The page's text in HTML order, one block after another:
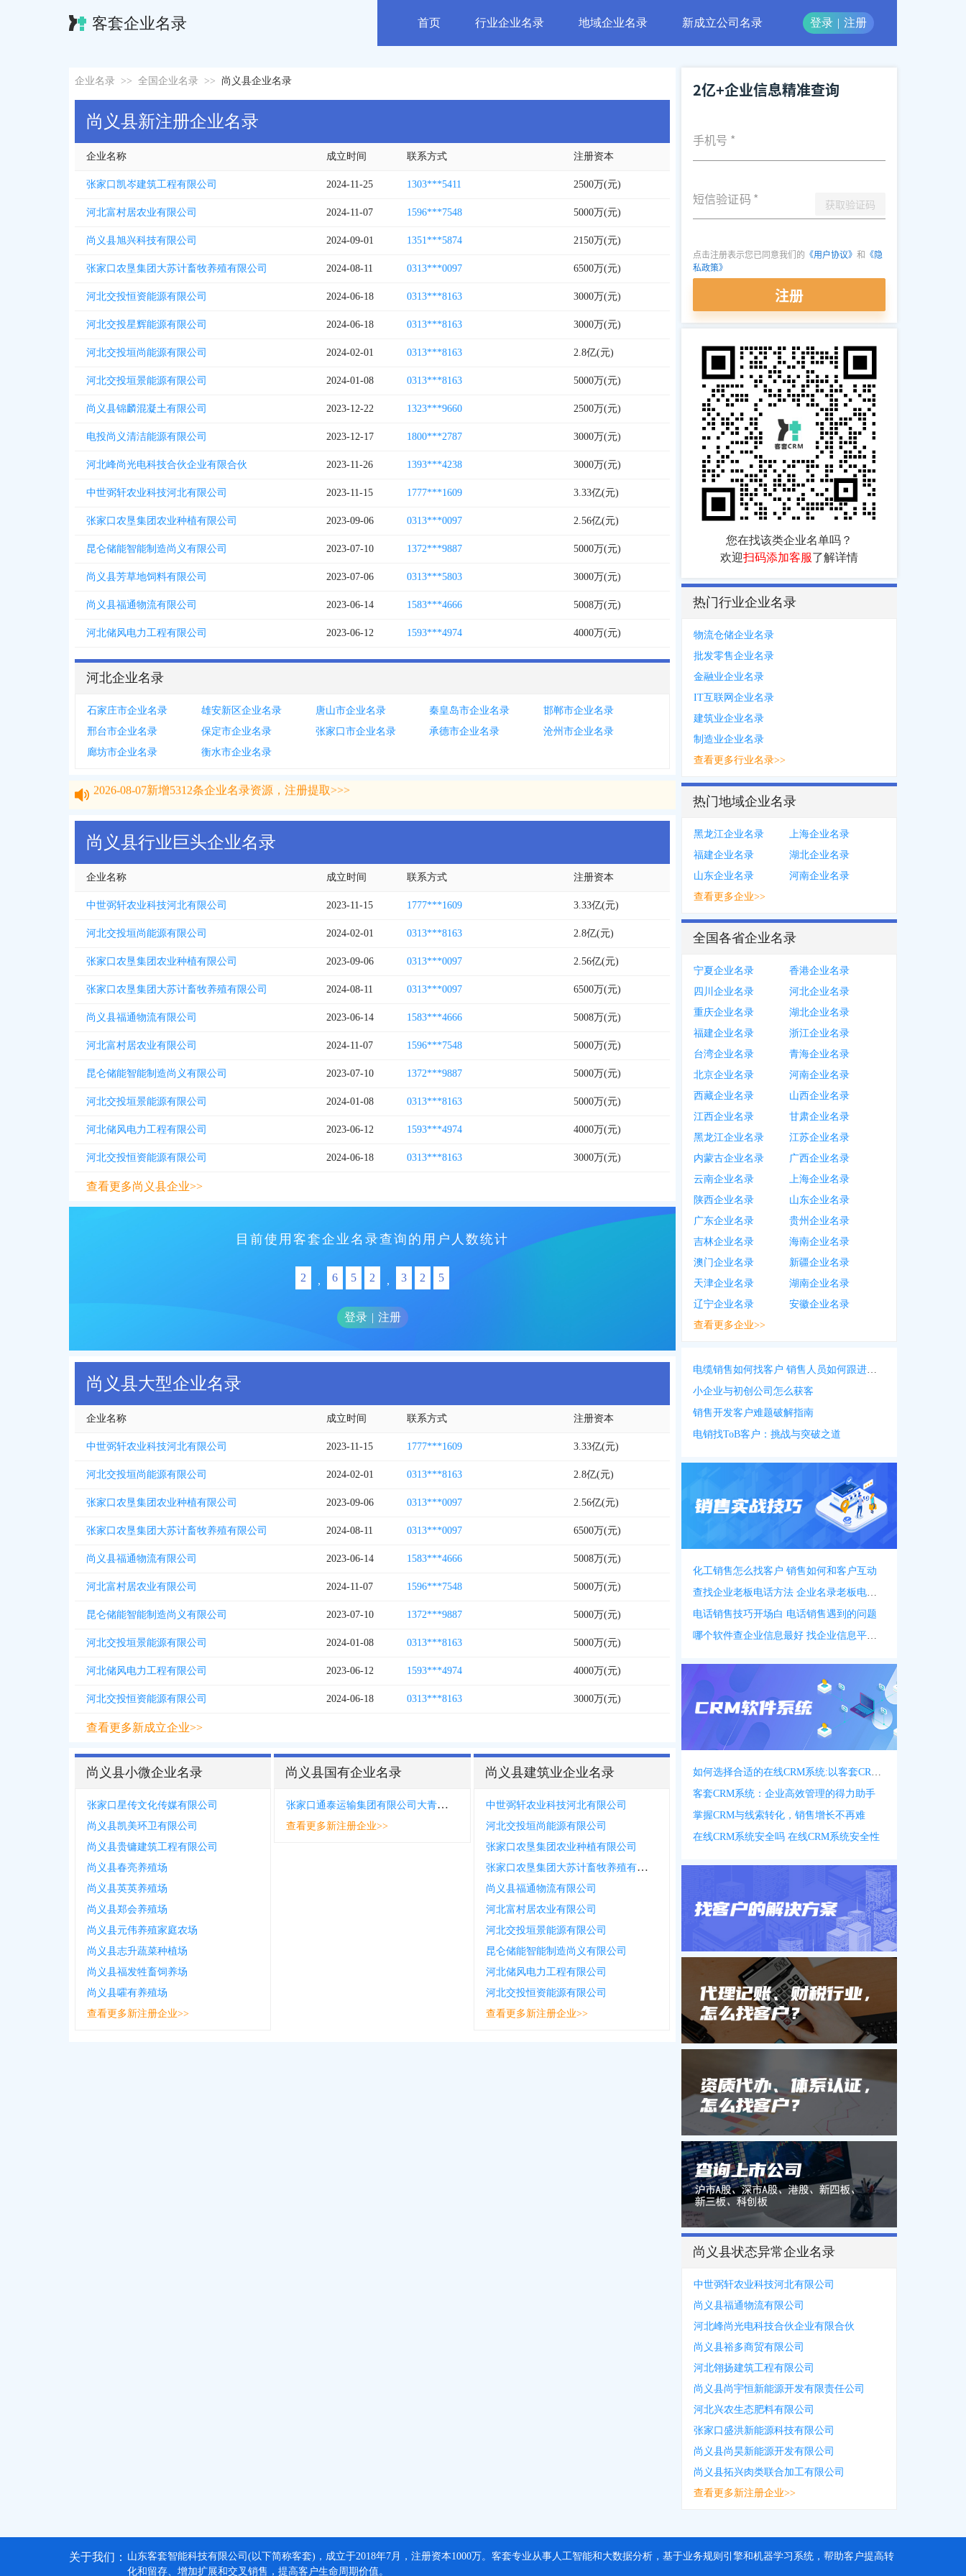
客套企业名录 首页 行业企业名录 地域企业名录 新成立公司名录 登录 | 注册
企业名录 >> 全国企业名录 >> 尚义县企业名录
尚义县新注册企业名录
企业名称 成立时间 联系方式 注册资本
张家口凯岑建筑工程有限公司 2024-11-25 1303***5411 2500万(元)
河北富村居农业有限公司 2024-11-07 1596***7548 5000万(元)
尚义县旭兴科技有限公司 2024-09-01 1351***5874 2150万(元)
张家口农垦集团大苏计畜牧养殖有限公司 2024-08-11 0313***0097 6500万(元)
河北交投恒资能源有限公司 2024-06-18 0313***8163 3000万(元)
河北交投星辉能源有限公司 2024-06-18 0313***8163 3000万(元)
河北交投垣尚能源有限公司 2024-02-01 0313***8163 2.8亿(元)
河北交投垣景能源有限公司 2024-01-08 0313***8163 5000万(元)
尚义县锦麟混凝土有限公司 2023-12-22 1323***9660 2500万(元)
电投尚义清洁能源有限公司 2023-12-17 1800***2787 3000万(元)
河北峰尚光电科技合伙企业有限合伙 2023-11-26 1393***4238 3000万(元)
中世弼轩农业科技河北有限公司 2023-11-15 1777***1609 3.33亿(元)
张家口农垦集团农业种植有限公司 2023-09-06 0313***0097 2.56亿(元)
昆仑储能智能制造尚义有限公司 2023-07-10 1372***9887 5000万(元)
尚义县芳草地饲料有限公司 2023-07-06 0313***5803 3000万(元)
尚义县福通物流有限公司 2023-06-14 1583***4666 5008万(元)
河北储风电力工程有限公司 2023-06-12 1593***4974 4000万(元)
河北企业名录
石家庄市企业名录 雄安新区企业名录 唐山市企业名录 秦皇岛市企业名录
邯郸市企业名录
邢台市企业名录
保定市企业名录 张家口市企业名录 承德市企业名录
沧州市企业名录
廊坊市企业名录
衡水市企业名录
尚义县行业巨头企业名录
企业名称 成立时间 联系方式 注册资本
中世弼轩农业科技河北有限公司 2023-11-15 1777***1609 3.33亿(元)
河北交投垣尚能源有限公司 2024-02-01 0313***8163 2.8亿(元)
张家口农垦集团农业种植有限公司 2023-09-06 0313***0097 2.56亿(元)
张家口农垦集团大苏计畜牧养殖有限公司 2024-08-11 0313***0097 6500万(元)
尚义县福通物流有限公司 2023-06-14 1583***4666 5008万(元)
河北富村居农业有限公司 2024-11-07 1596***7548 5000万(元)
昆仑储能智能制造尚义有限公司 2023-07-10 1372***9887 5000万(元)
河北交投垣景能源有限公司 2024-01-08 0313***8163 5000万(元)
河北储风电力工程有限公司 2023-06-12 1593***4974 4000万(元)
河北交投恒资能源有限公司 2024-06-18 0313***8163 3000万(元)
查看更多尚义县企业>>
目前使用客套企业名录查询的用户人数统计
2 , 6 5 2 , 3 2 5
登录 | 注册
尚义县大型企业名录
企业名称 成立时间 联系方式 注册资本
中世弼轩农业科技河北有限公司 2023-11-15 1777***1609 3.33亿(元)
河北交投垣尚能源有限公司 2024-02-01 0313***8163 2.8亿(元)
张家口农垦集团农业种植有限公司 2023-09-06 0313***0097 2.56亿(元)
张家口农垦集团大苏计畜牧养殖有限公司 2024-08-11 0313***0097 6500万(元)
尚义县福通物流有限公司 2023-06-14 1583***4666 5008万(元)
河北富村居农业有限公司 2024-11-07 1596***7548 5000万(元)
昆仑储能智能制造尚义有限公司 2023-07-10 1372***9887 5000万(元)
河北交投垣景能源有限公司 2024-01-08 0313***8163 5000万(元)
河北储风电力工程有限公司 2023-06-12 1593***4974 4000万(元)
河北交投恒资能源有限公司 2024-06-18 0313***8163 3000万(元)
查看更多新成立企业>>
尚义县小微企业名录
张家口星传文化传媒有限公司
尚义县凯美环卫有限公司
尚义县贵镛建筑工程有限公司
尚义县春亮养殖场
尚义县英英养殖场
尚义县郑会养殖场
尚义县元伟养殖家庭农场
尚义县志升蔬菜种植场
尚义县福发牲畜饲养场
尚义县嚯有养殖场
查看更多新注册企业>>
尚义县国有企业名录
张家口通泰运输集团有限公司大青沟分站
查看更多新注册企业>>
尚义县建筑业企业名录
中世弼轩农业科技河北有限公司
河北交投垣尚能源有限公司
张家口农垦集团农业种植有限公司
张家口农垦集团大苏计畜牧养殖有限公司
尚义县福通物流有限公司
河北富村居农业有限公司
河北交投垣景能源有限公司
昆仑储能智能制造尚义有限公司
河北储风电力工程有限公司
河北交投恒资能源有限公司
查看更多新注册企业>>
2亿+企业信息精准查询
手机号 *
短信验证码 * 获取验证码
点击注册表示您已同意我们的 《用户协议》 和 《隐
私政策》
注册
您在找该类企业名单吗？
欢迎扫码添加客服了解详情
热门行业企业名录
物流仓储企业名录
批发零售企业名录
金融业企业名录
IT互联网企业名录
建筑业企业名录
制造业企业名录
查看更多行业名录>>
热门地域企业名录
黑龙江企业名录
上海企业名录
福建企业名录
湖北企业名录
山东企业名录
河南企业名录
查看更多企业>>
全国各省企业名录
宁夏企业名录
香港企业名录
四川企业名录
河北企业名录
重庆企业名录
湖北企业名录
福建企业名录
浙江企业名录
台湾企业名录
青海企业名录
北京企业名录
河南企业名录
西藏企业名录
山西企业名录
江西企业名录
甘肃企业名录
黑龙江企业名录
江苏企业名录
内蒙古企业名录
广西企业名录
云南企业名录
上海企业名录
陕西企业名录
山东企业名录
广东企业名录
贵州企业名录
吉林企业名录
海南企业名录
澳门企业名录
新疆企业名录
天津企业名录
湖南企业名录
辽宁企业名录
安徽企业名录
查看更多企业>>
电缆销售如何找客户 销售人员如何跟进客户
小企业与初创公司怎么获客
销售开发客户难题破解指南
电销找ToB客户：挑战与突破之道
化工销售怎么找客户 销售如何和客户互动
查找企业老板电话方法 企业名录老板电话名录
电话销售技巧开场白 电话销售遇到的问题
哪个软件查企业信息最好 找企业信息平台 app
如何选择合适的在线CRM系统:以客套CRM系统为例
客套CRM系统：企业高效管理的得力助手
掌握CRM与线索转化，销售增长不再难
在线CRM系统安全吗 在线CRM系统安全性
尚义县状态异常企业名录
中世弼轩农业科技河北有限公司
尚义县福通物流有限公司
河北峰尚光电科技合伙企业有限合伙
尚义县裕多商贸有限公司
河北翎扬建筑工程有限公司
尚义县尚宇恒新能源开发有限责任公司
河北兴农生态肥料有限公司
张家口盛洪新能源科技有限公司
尚义县尚昊新能源开发有限公司
尚义县拓兴肉类联合加工有限公司
查看更多新注册企业>>
关于我们： 山东客套智能科技有限公司(以下简称客套)，成立于2018年7月，注册资本1000万。客套专业从事人工智能和大数据分析，基于业务规则引擎和机器学习系统，帮助客户提高转
化和留存、增加扩展和交叉销售，提高客户生命周期价值。